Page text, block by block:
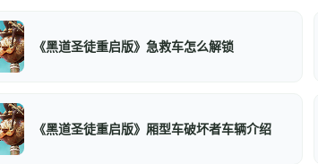
《黑道圣徒重启版》急救车怎么解锁
《黑道圣徒重启版》厢型车破坏者车辆介绍